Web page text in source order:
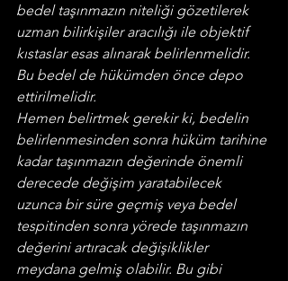
bedel taşınmazın niteliği gözetilerek
uzman bilirkişiler aracılığı ile objektif
kıstaslar esas alınarak belirlenmelidir.
Bu bedel de hükümden önce depo
ettirilmelidir.
Hemen belirtmek gerekir ki, bedelin
belirlenmesinden sonra hüküm tarihine
kadar taşınmazın değerinde önemli
derecede değişim yaratabilecek
uzunca bir süre geçmiş veya bedel
tespitinden sonra yörede taşınmazın
değerini artıracak değişiklikler
meydana gelmiş olabilir. Bu gibi